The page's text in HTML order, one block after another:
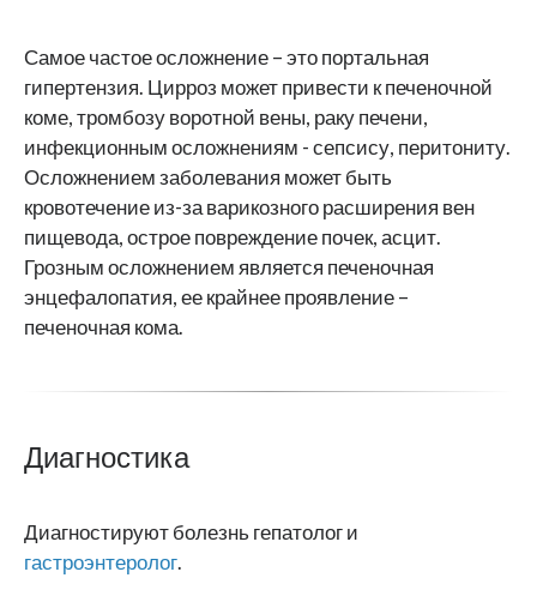
Самое частое осложнение – это портальная
гипертензия. Цирроз может привести к печеночной
коме, тромбозу воротной вены, раку печени,
инфекционным осложнениям - сепсису, перитониту.
Осложнением заболевания может быть
кровотечение из-за варикозного расширения вен
пищевода, острое повреждение почек, асцит.
Грозным осложнением является печеночная
энцефалопатия, ее крайнее проявление –
печеночная кома.
Диагностика
Диагностируют болезнь гепатолог и
гастроэнтеролог.